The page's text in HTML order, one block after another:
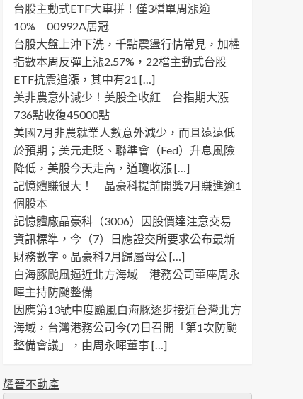
台股主動式ETF大車拼！僅3檔單周漲逾
10% 00992A居冠
台股大盤上沖下洗，千點震盪行情常見，加權
指數本周反彈上漲2.57%，22檔主動式台股
ETF抗震追漲，其中有21 […]
美非農意外減少！美股全收紅 台指期大漲
736點收復45000點
美國7月非農就業人數意外減少，而且遠遠低
於預期；美元走貶、聯準會（Fed）升息風險
降低，美股今天走高，道瓊收漲 […]
記憶體賺很大！ 晶豪科提前開獎7月賺進逾1
個股本
記憶體廠晶豪科（3006）因股價達注意交易
資訊標準，今（7）日應證交所要求公布最新
財務數字。晶豪科7月歸屬母公 […]
白海豚颱風逼近北方海域 港務公司董座周永
暉主持防颱整備
因應第13號中度颱風白海豚逐步接近台灣北方
海域，台灣港務公司今(7)日召開「第1次防颱
整備會議」，由周永暉董事 […]
耀晉不動產